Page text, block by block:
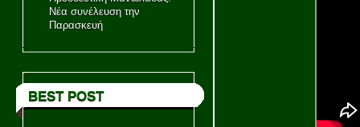
Νέα συνέλευση την
Παρασκευή
BEST POST